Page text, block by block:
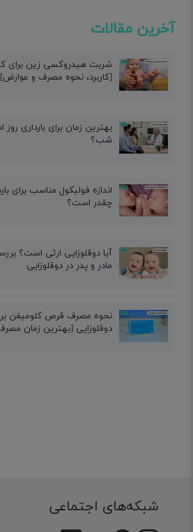
آخرین مقالات
شربت هیدروکسی زین برای
[کاربرد، نحوه مصرف و عوارض]
بهترین زمان برای بارداری روز
شب؟
اندازه فولیکول مناسب برای
چقدر است؟
آیا دوقلوزایی ارثی است؟
مادر و پدر در دوقلوزایی
نحوه مصرف قرص کلومیفن
دوقلوزایی [بهترین زمان
شبکه‌های اجتماعی